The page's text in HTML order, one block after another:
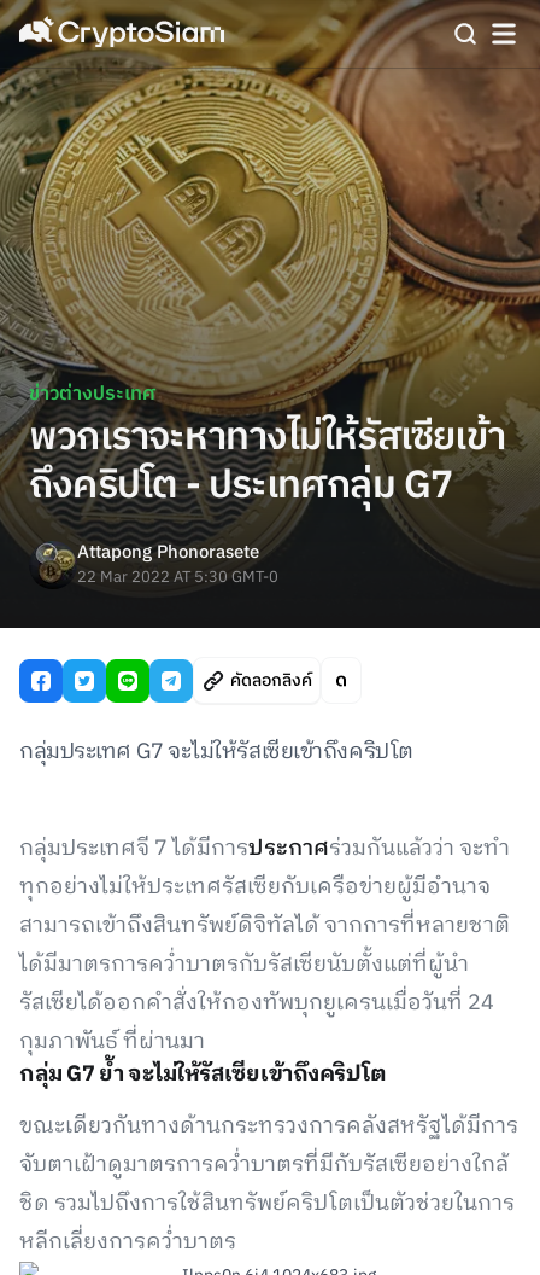
ข่าวต่างประเทศ
พวกเราจะหาทางไม่ให้รัสเซียเข้า
ถึงคริปโต - ประเทศกลุ่ม G7
Attapong Phonorasete
22 Mar 2022 AT 5:30 GMT-0
คัดลอกลิงค์
กลุ่มประเทศ G7 จะไม่ให้รัสเซียเข้าถึงคริปโต
กลุ่มประเทศจี 7 ได้มีการประกาศร่วมกันแล้วว่า จะทำ
ทุกอย่างไม่ให้ประเทศรัสเซียกับเครือข่ายผู้มีอำนาจ
สามารถเข้าถึงสินทรัพย์ดิจิทัลได้ จากการที่หลายชาติ
ได้มีมาตรการคว่ำบาตรกับรัสเซียนับตั้งแต่ที่ผู้นำ
รัสเซียได้ออกคำสั่งให้กองทัพบุกยูเครนเมื่อวันที่ 24
กุมภาพันธ์ ที่ผ่านมา
กลุ่ม G7 ย้ำ จะไม่ให้รัสเซียเข้าถึงคริปโต
ขณะเดียวกันทางด้านกระทรวงการคลังสหรัฐได้มีการ
จับตาเฝ้าดูมาตรการคว่ำบาตรที่มีกับรัสเซียอย่างใกล้
ชิด รวมไปถึงการใช้สินทรัพย์คริปโตเป็นตัวช่วยในการ
หลีกเลี่ยงการคว่ำบาตร